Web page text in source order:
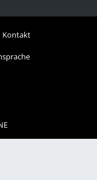
Kontakt